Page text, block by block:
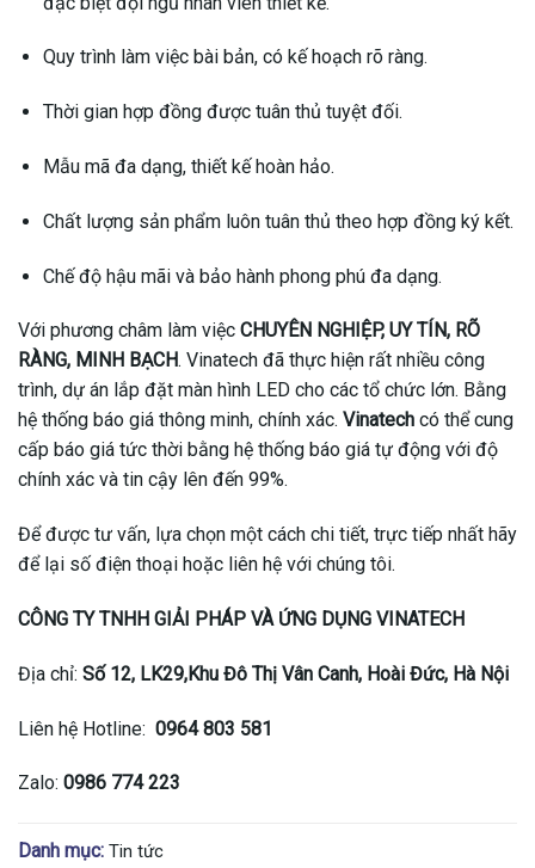
Quy trình làm việc bài bản, có kế hoạch rõ ràng.
Thời gian hợp đồng được tuân thủ tuyệt đối.
Mẫu mã đa dạng, thiết kế hoàn hảo.
Chất lượng sản phẩm luôn tuân thủ theo hợp đồng ký kết.
Chế độ hậu mãi và bảo hành phong phú đa dạng.
Với phương châm làm việc CHUYÊN NGHIỆP, UY TÍN, RÕ
RÀNG, MINH BẠCH. Vinatech đã thực hiện rất nhiều công
trình, dự án lắp đặt màn hình LED cho các tổ chức lớn. Bằng
hệ thống báo giá thông minh, chính xác. Vinatech có thể cung
cấp báo giá tức thời bằng hệ thống báo giá tự động với độ
chính xác và tin cậy lên đến 99%.
Để được tư vấn, lựa chọn một cách chi tiết, trực tiếp nhất hãy
để lại số điện thoại hoặc liên hệ với chúng tôi.
CÔNG TY TNHH GIẢI PHÁP VÀ ỨNG DỤNG VINATECH
Địa chỉ: Số 12, LK29,Khu Đô Thị Vân Canh, Hoài Đức, Hà Nội
Liên hệ Hotline: 0964 803 581
Zalo: 0986 774 223
Danh mục: Tin tức